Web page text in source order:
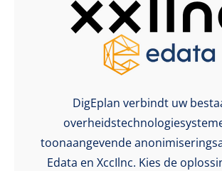
DigEplan verbindt uw
toonaangevende
Edata en XccIlnc. Kies de